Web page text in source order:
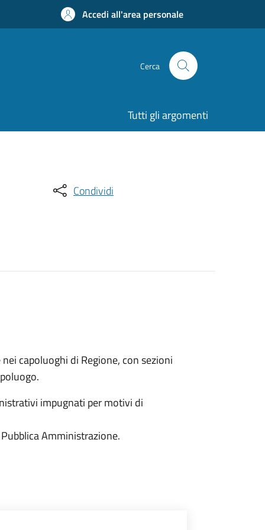
Accedi all'area personale
Cerca
Tutti gli argomenti
Condividi
capoluoghi di Regione, con sezioni
impugnati per motivi di
Amministrazione.